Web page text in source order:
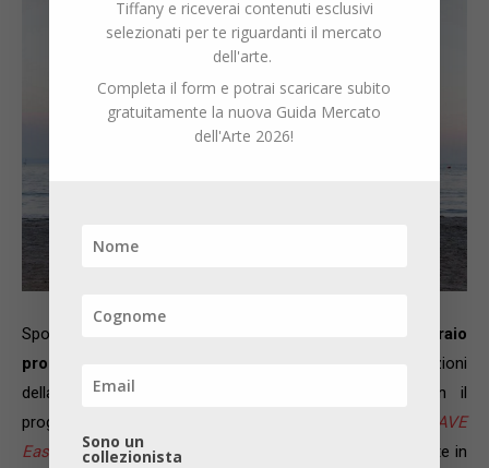
Spostandoci in provincia di Udine, a Codroipo,
il 4 febbraio
prossimo Villa Manin inaugura
la nuova sala esposizioni
della Barchessa di Levante, appena restaurata, con il
progetto
RAVE
East Village Artist Residency
attraverso le opere prodotte in
Tiffany e riceverai contenuti esclusivi
selezionati per te riguardanti il mercato
dell'arte.
Completa il form e potrai scaricare subito
gratuitamente la nuova Guida Mercato
dell'Arte 2026!
Sono un
collezionista